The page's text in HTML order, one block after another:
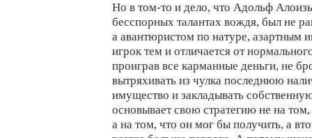
Но в том-то и дело, что Адольф
бесспорных талантах вождя, был не
а авантюристом по натуре, азартным
игрок тем и отличается от
проиграв все карманные деньги, не
вытряхивать из чулка последнюю
имущество и закладывать
основывает свою стратегию не на том,
а на том, что он мог бы получить, а